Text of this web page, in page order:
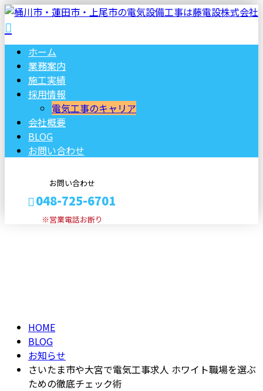
ホーム
業務案内
施工実績
採用情報
電気工事のキャリア
会社概要
BLOG
お問い合わせ
お問い合わせ
048-725-6701
※営業電話お断り
HOME
BLOG
お知らせ
さいたま市や大宮で電気工事求人 ホワイト職場を選ぶ
ための徹底チェック術